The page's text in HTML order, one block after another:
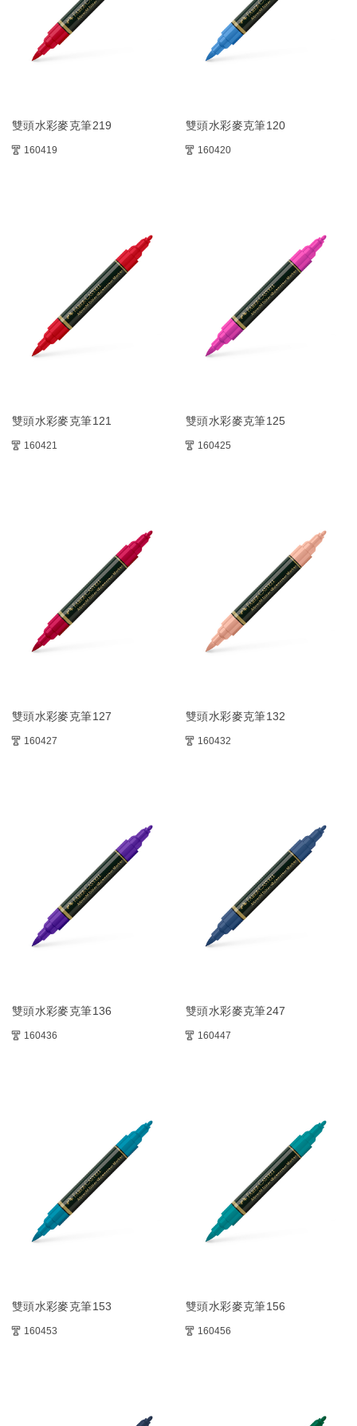
雙頭水彩麥克筆219
160419
雙頭水彩麥克筆120
160420
雙頭水彩麥克筆121
160421
雙頭水彩麥克筆125
160425
雙頭水彩麥克筆127
160427
雙頭水彩麥克筆132
160432
雙頭水彩麥克筆136
160436
雙頭水彩麥克筆247
160447
雙頭水彩麥克筆153
160453
雙頭水彩麥克筆156
160456